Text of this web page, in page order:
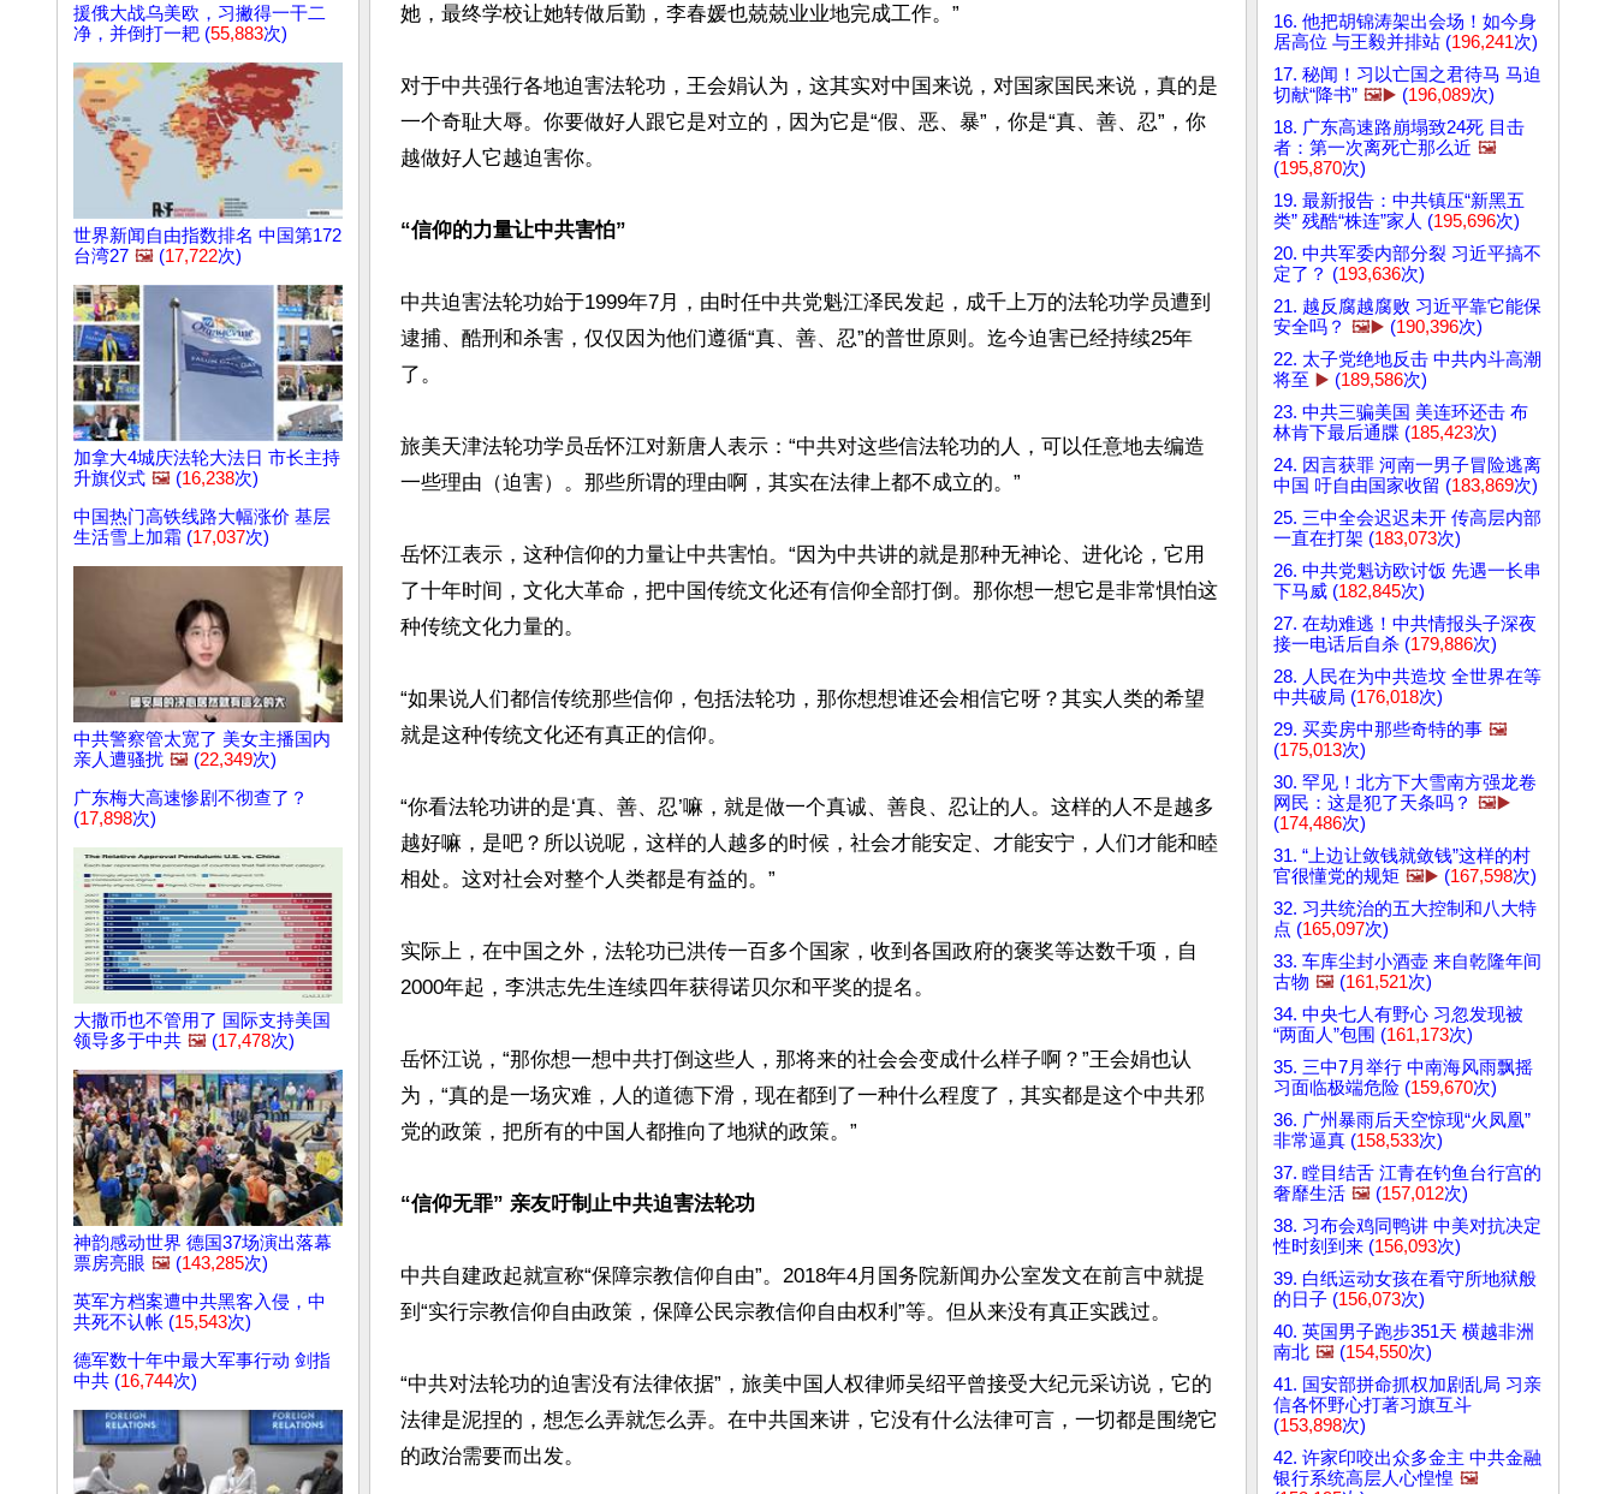
援俄大战乌美欧，习撇得一干二
净，并倒打一耙 (55,883次)
世界新闻自由指数排名 中国第172
台湾27 🖼️ (17,722次)
加拿大4城庆法轮大法日 市长主持
升旗仪式 🖼️ (16,238次)
中国热门高铁线路大幅涨价 基层
生活雪上加霜 (17,037次)
中共警察管太宽了 美女主播国内
亲人遭骚扰 🖼️ (22,349次)
广东梅大高速惨剧不彻查了？
(17,898次)
大撒币也不管用了 国际支持美国
领导多于中共 🖼️ (17,478次)
神韵感动世界 德国37场演出落幕
票房亮眼 🖼️ (143,285次)
英军方档案遭中共黑客入侵，中
共死不认帐 (15,543次)
德军数十年中最大军事行动 剑指
中共 (16,744次)
她，最终学校让她转做后勤，李春媛也兢兢业业地完成工作。”
对于中共强行各地迫害法轮功，王会娟认为，这其实对中国来说，对国家国民来说，真的是
一个奇耻大辱。你要做好人跟它是对立的，因为它是“假、恶、暴”，你是“真、善、忍”，你
越做好人它越迫害你。
“信仰的力量让中共害怕”
中共迫害法轮功始于1999年7月，由时任中共党魁江泽民发起，成千上万的法轮功学员遭到
逮捕、酷刑和杀害，仅仅因为他们遵循“真、善、忍”的普世原则。迄今迫害已经持续25年
了。
旅美天津法轮功学员岳怀江对新唐人表示：“中共对这些信法轮功的人，可以任意地去编造
一些理由（迫害）。那些所谓的理由啊，其实在法律上都不成立的。”
岳怀江表示，这种信仰的力量让中共害怕。“因为中共讲的就是那种无神论、进化论，它用
了十年时间，文化大革命，把中国传统文化还有信仰全部打倒。那你想一想它是非常惧怕这
种传统文化力量的。
“如果说人们都信传统那些信仰，包括法轮功，那你想想谁还会相信它呀？其实人类的希望
就是这种传统文化还有真正的信仰。
“你看法轮功讲的是‘真、善、忍’嘛，就是做一个真诚、善良、忍让的人。这样的人不是越多
越好嘛，是吧？所以说呢，这样的人越多的时候，社会才能安定、才能安宁，人们才能和睦
相处。这对社会对整个人类都是有益的。”
实际上，在中国之外，法轮功已洪传一百多个国家，收到各国政府的褒奖等达数千项，自
2000年起，李洪志先生连续四年获得诺贝尔和平奖的提名。
岳怀江说，“那你想一想中共打倒这些人，那将来的社会会变成什么样子啊？”王会娟也认
为，“真的是一场灾难，人的道德下滑，现在都到了一种什么程度了，其实都是这个中共邪
党的政策，把所有的中国人都推向了地狱的政策。”
“信仰无罪” 亲友吁制止中共迫害法轮功
中共自建政起就宣称“保障宗教信仰自由”。2018年4月国务院新闻办公室发文在前言中就提
到“实行宗教信仰自由政策，保障公民宗教信仰自由权利”等。但从来没有真正实践过。
“中共对法轮功的迫害没有法律依据”，旅美中国人权律师吴绍平曾接受大纪元采访说，它的
法律是泥捏的，想怎么弄就怎么弄。在中共国来讲，它没有什么法律可言，一切都是围绕它
的政治需要而出发。
16. 他把胡锦涛架出会场！如今身
居高位 与王毅并排站 (196,241次)
17. 秘闻！习以亡国之君待马 马迫
切献“降书” 🖼️▶️ (196,089次)
18. 广东高速路崩塌致24死 目击
者：第一次离死亡那么近 🖼️
(195,870次)
19. 最新报告：中共镇压“新黑五
类” 残酷“株连”家人 (195,696次)
20. 中共军委内部分裂 习近平搞不
定了？ (193,636次)
21. 越反腐越腐败 习近平靠它能保
安全吗？ 🖼️▶️ (190,396次)
22. 太子党绝地反击 中共内斗高潮
将至 ▶️ (189,586次)
23. 中共三骗美国 美连环还击 布
林肯下最后通牒 (185,423次)
24. 因言获罪 河南一男子冒险逃离
中国 吁自由国家收留 (183,869次)
25. 三中全会迟迟未开 传高层内部
一直在打架 (183,073次)
26. 中共党魁访欧讨饭 先遇一长串
下马威 (182,845次)
27. 在劫难逃！中共情报头子深夜
接一电话后自杀 (179,886次)
28. 人民在为中共造坟 全世界在等
中共破局 (176,018次)
29. 买卖房中那些奇特的事 🖼️
(175,013次)
30. 罕见！北方下大雪南方强龙卷
网民：这是犯了天条吗？ 🖼️▶️
(174,486次)
31. “上边让敛钱就敛钱”这样的村
官很懂党的规矩 🖼️▶️ (167,598次)
32. 习共统治的五大控制和八大特
点 (165,097次)
33. 车库尘封小酒壶 来自乾隆年间
古物 🖼️ (161,521次)
34. 中央七人有野心 习忽发现被
“两面人”包围 (161,173次)
35. 三中7月举行 中南海风雨飘摇
习面临极端危险 (159,670次)
36. 广州暴雨后天空惊现“火凤凰”
非常逼真 (158,533次)
37. 瞠目结舌 江青在钓鱼台行宫的
奢靡生活 🖼️ (157,012次)
38. 习布会鸡同鸭讲 中美对抗决定
性时刻到来 (156,093次)
39. 白纸运动女孩在看守所地狱般
的日子 (156,073次)
40. 英国男子跑步351天 横越非洲
南北 🖼️ (154,550次)
41. 国安部拼命抓权加剧乱局 习亲
信各怀野心打著习旗互斗
(153,898次)
42. 许家印咬出众多金主 中共金融
银行系统高层人心惶惶 🖼️